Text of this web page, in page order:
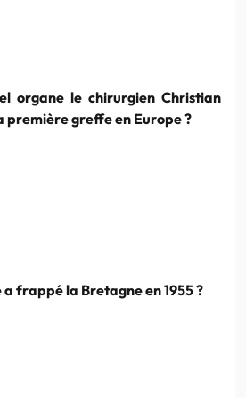
organe le chirurgien Christian
greffe en Europe ?
frappé la Bretagne en 1955 ?